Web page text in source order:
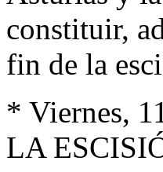
constituir,
fin de la
* Viernes,
LA